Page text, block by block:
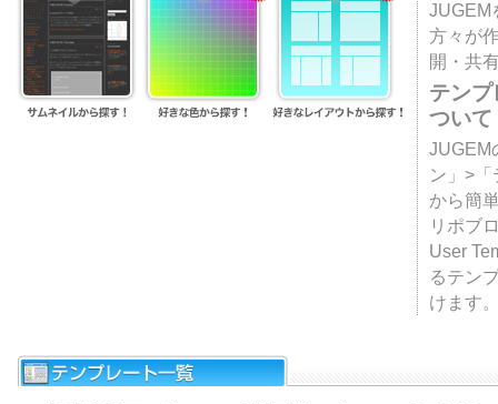
JUGEM
方々が
開・共
テン
ついて
JUGEM
ン」>
から簡
リポブ
User
るテン
けます